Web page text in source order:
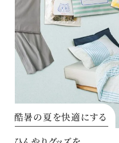
酷暑の夏を快適にする